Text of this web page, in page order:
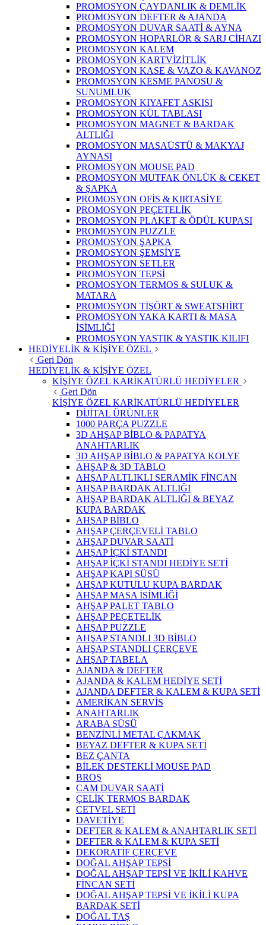
PROMOSYON ÇAYDANLIK & DEMLİK
PROMOSYON DEFTER & AJANDA
PROMOSYON DUVAR SAATİ & AYNA
PROMOSYON HOPARLÖR & SARJ CİHAZI
PROMOSYON KALEM
PROMOSYON KARTVİZİTLİK
PROMOSYON KASE & VAZO & KAVANOZ
PROMOSYON KESME PANOSU &
SUNUMLUK
PROMOSYON KIYAFET ASKISI
PROMOSYON KÜL TABLASI
PROMOSYON MAGNET & BARDAK
ALTLIĞI
PROMOSYON MASAÜSTÜ & MAKYAJ
AYNASI
PROMOSYON MOUSE PAD
PROMOSYON MUTFAK ÖNLÜK & CEKET
& ŞAPKA
PROMOSYON OFİS & KIRTASİYE
PROMOSYON PEÇETELİK
PROMOSYON PLAKET & ÖDÜL KUPASI
PROMOSYON PUZZLE
PROMOSYON ŞAPKA
PROMOSYON ŞEMSİYE
PROMOSYON SETLER
PROMOSYON TEPSİ
PROMOSYON TERMOS & SULUK &
MATARA
PROMOSYON TİŞÖRT & SWEATSHİRT
PROMOSYON YAKA KARTI & MASA
İSİMLİĞİ
PROMOSYON YASTIK & YASTIK KILIFI
HEDİYELİK & KİŞİYE ÖZEL
Geri Dön
HEDİYELİK & KİŞİYE ÖZEL
KİŞİYE ÖZEL KARİKATÜRLÜ HEDİYELER
Geri Dön
KİŞİYE ÖZEL KARİKATÜRLÜ HEDİYELER
DİJİTAL ÜRÜNLER
1000 PARÇA PUZZLE
3D AHŞAP BİBLO & PAPATYA
ANAHTARLIK
3D AHŞAP BİBLO & PAPATYA KOLYE
AHŞAP & 3D TABLO
AHŞAP ALTLIKLI SERAMİK FİNCAN
AHŞAP BARDAK ALTLIĞI
AHŞAP BARDAK ALTLIĞI & BEYAZ
KUPA BARDAK
AHŞAP BİBLO
AHŞAP ÇERÇEVELİ TABLO
AHŞAP DUVAR SAATİ
AHŞAP İÇKİ STANDI
AHŞAP İÇKİ STANDI HEDİYE SETİ
AHŞAP KAPI SÜSÜ
AHŞAP KUTULU KUPA BARDAK
AHŞAP MASA İSİMLİĞİ
AHŞAP PALET TABLO
AHŞAP PEÇETELİK
AHŞAP PUZZLE
AHŞAP STANDLI 3D BİBLO
AHŞAP STANDLI ÇERÇEVE
AHŞAP TABELA
AJANDA & DEFTER
AJANDA & KALEM HEDİYE SETİ
AJANDA DEFTER & KALEM & KUPA SETİ
AMERİKAN SERVİS
ANAHTARLIK
ARABA SÜSÜ
BENZİNLİ METAL ÇAKMAK
BEYAZ DEFTER & KUPA SETİ
BEZ ÇANTA
BİLEK DESTEKLİ MOUSE PAD
BROŞ
CAM DUVAR SAATİ
ÇELİK TERMOS BARDAK
CETVEL SETİ
DAVETİYE
DEFTER & KALEM & ANAHTARLIK SETİ
DEFTER & KALEM & KUPA SETİ
DEKORATİF ÇERÇEVE
DOĞAL AHŞAP TEPSİ
DOĞAL AHŞAP TEPSİ VE İKİLİ KAHVE
FİNCAN SETİ
DOĞAL AHŞAP TEPSİ VE İKİLİ KUPA
BARDAK SETİ
DOĞAL TAŞ